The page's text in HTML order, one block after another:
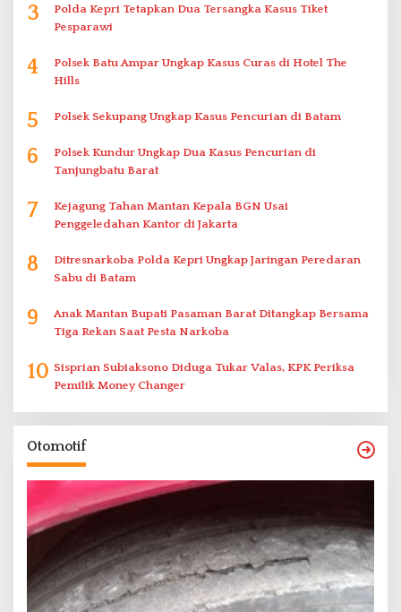
3
Polda Kepri Tetapkan Dua Tersangka Kasus Tiket
Pesparawi
4
Polsek Batu Ampar Ungkap Kasus Curas di Hotel The
Hills
5 Polsek Sekupang Ungkap Kasus Pencurian di Batam
6
Polsek Kundur Ungkap Dua Kasus Pencurian di
Tanjungbatu Barat
7
Kejagung Tahan Mantan Kepala BGN Usai
Penggeledahan Kantor di Jakarta
8
Ditresnarkoba Polda Kepri Ungkap Jaringan Peredaran
Sabu di Batam
9
Anak Mantan Bupati Pasaman Barat Ditangkap Bersama
Tiga Rekan Saat Pesta Narkoba
10 Sisprian Subiaksono Diduga Tukar Valas, KPK Periksa
Pemilik Money Changer
Otomotif